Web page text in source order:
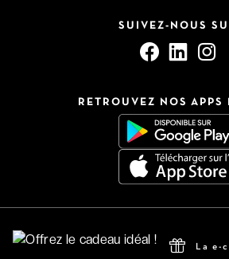
SUIVEZ-NOUS
RETROUVEZ NOS APPS
La e-